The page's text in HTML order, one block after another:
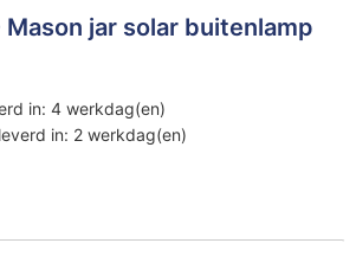
Mason jar solar buitenlamp
in: 4 werkdag(en)
in: 2 werkdag(en)